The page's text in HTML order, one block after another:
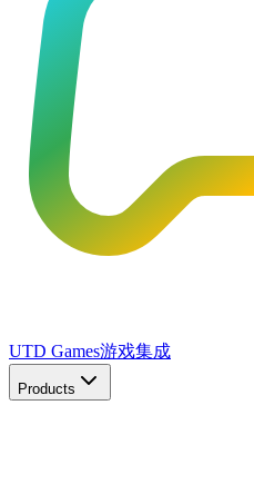
UTD Games游戏集成
Products